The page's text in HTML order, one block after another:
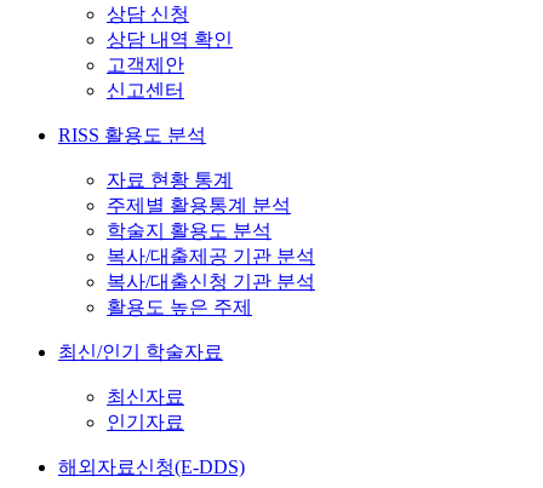
상담 신청
상담 내역 확인
고객제안
신고센터
RISS 활용도 분석
자료 현황 통계
주제별 활용통계 분석
학술지 활용도 분석
복사/대출제공 기관 분석
복사/대출신청 기관 분석
활용도 높은 주제
최신/인기 학술자료
최신자료
인기자료
해외자료신청(E-DDS)